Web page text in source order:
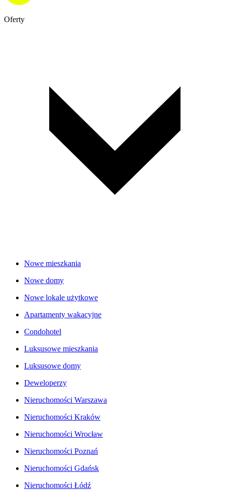
Oferty
Nowe mieszkania
Nowe domy
Nowe lokale użytkowe
Apartamenty wakacyjne
Condohotel
Luksusowe mieszkania
Luksusowe domy
Deweloperzy
Nieruchomości Warszawa
Nieruchomości Kraków
Nieruchomości Wrocław
Nieruchomości Poznań
Nieruchomości Gdańsk
Nieruchomości Łódź